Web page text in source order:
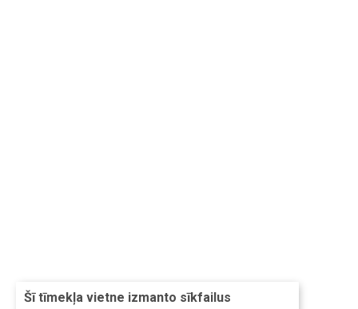
Šī tīmekļa vietne izmanto sīkfailus